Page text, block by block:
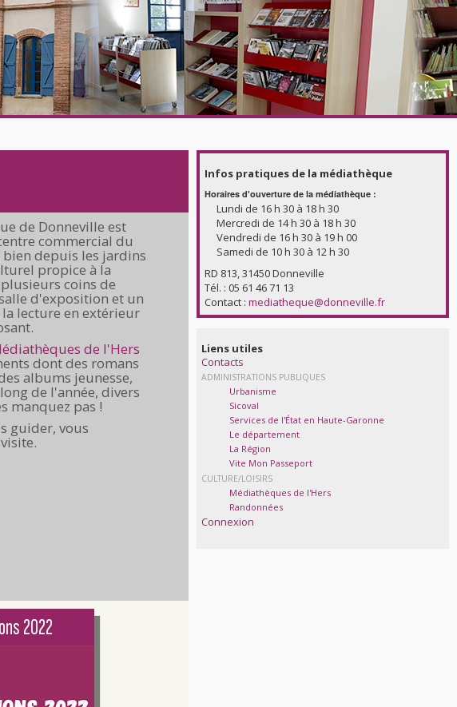
de Donneville est
commercial du
bien depuis les jardins
propice à la
coins de
d'exposition et un
lecture en extérieur
de l'Hers
dont des romans
albums jeunesse,
de l'année, divers
manquez pas !
guider, vous
2022
Infos pratiques de la médiathèque
Horaires d'ouverture de la médiathèque :
Lundi de 16 h 30 à 18 h 30
Mercredi de 14 h 30 à 18 h 30
Vendredi de 16 h 30 à 19 h 00
Samedi de 10 h 30 à 12 h 30
RD 813, 31450 Donneville
Tél. : 05 61 46 71 13
Contact : mediatheque@donneville.fr
Liens utiles
Contacts
ADMINISTRATIONS PUBLIQUES
Urbanisme
Sicoval
Services de l'État en Haute-Garonne
Le département
La Région
Vite Mon Passeport
CULTURE/LOISIRS
Médiathèques de l'Hers
Randonnées
Connexion